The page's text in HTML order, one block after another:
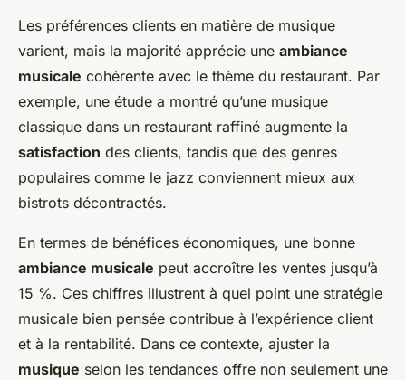
Les préférences clients en matière de musique
varient, mais la majorité apprécie une ambiance
musicale cohérente avec le thème du restaurant. Par
exemple, une étude a montré qu’une musique
classique dans un restaurant raffiné augmente la
satisfaction des clients, tandis que des genres
populaires comme le jazz conviennent mieux aux
bistrots décontractés.
En termes de bénéfices économiques, une bonne
ambiance musicale peut accroître les ventes jusqu’à
15 %. Ces chiffres illustrent à quel point une stratégie
musicale bien pensée contribue à l’expérience client
et à la rentabilité. Dans ce contexte, ajuster la
musique selon les tendances offre non seulement une